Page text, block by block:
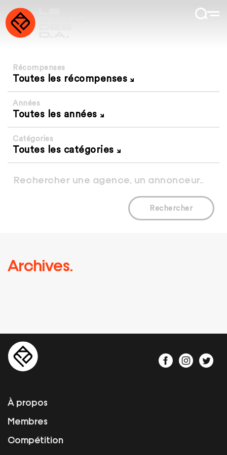
Récompenses
Toutes les récompenses
Années
Toutes les années
Catégories
Toutes les catégories
Rechercher
Archives.
À propos
Membres
Compétition